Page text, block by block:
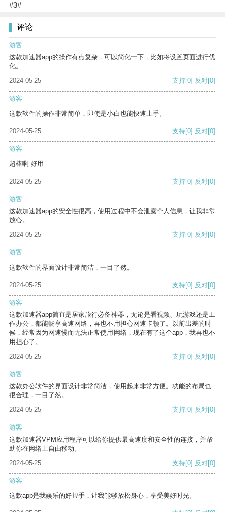
#3#
评论
游客
这款加速器app的操作有点复杂，可以简化一下，比如将设置页面进行优
化。
2024-05-25
支持[0] 反对[0]
游客
这款软件的操作非常简单，即使是小白也能快速上手。
2024-05-25 支持[0] 反对[0]
游客
超棒啊 好用
2024-05-25 支持[0] 反对[0]
游客
这款加速器app的安全性很高，使用过程中不会泄露个人信息，让我非常
放心。
2024-05-25
支持[0] 反对[0]
游客
这款软件的界面设计非常简洁，一目了然。
2024-05-25 支持[0] 反对[0]
游客
这款加速器app简直是居家旅行必备神器，无论是看视频、玩游戏还是工
作办公，都能畅享高速网络，再也不用担心网速卡顿了。以前出差的时
候，经常因为网速慢而无法正常使用网络，现在有了这个app，我再也不
用担心了。
2024-05-25
支持[0] 反对[0]
游客
这款办公软件的界面设计非常简洁，使用起来非常方便。功能的布局也
很合理，一目了然。
2024-05-25
支持[0] 反对[0]
游客
这款加速器VPM应用程序可以给你提供最高速度和安全性的连接，并帮
助你在网络上自由移动。
2024-05-25
支持[0] 反对[0]
游客
这款app是我娱乐的好帮手，让我能够放松身心，享受美好时光。